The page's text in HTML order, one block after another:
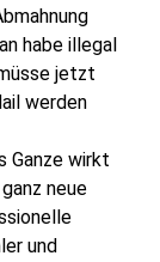
habe illegal
jetzt
werden
Ganze wirkt
neue
und